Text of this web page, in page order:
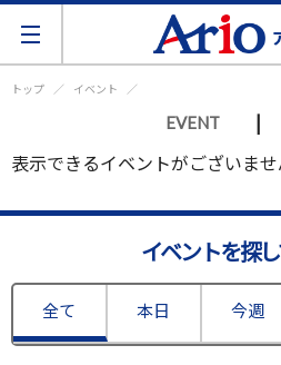
トップ イベント
EVENT |
表示できるイベントがございませ
イベントを探
全て 本日 今週